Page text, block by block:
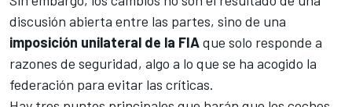
discusión abierta entre las partes, sino de una
imposición unilateral de la FIAque solo responde a
razones de seguridad, algo a lo que se ha acogido la
federación para evitar las críticas.